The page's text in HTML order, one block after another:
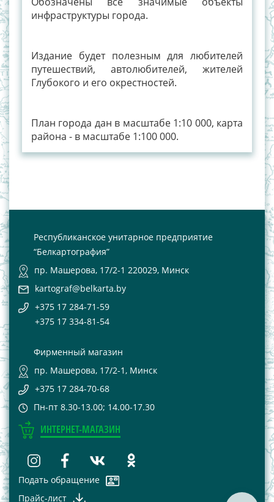
инфраструктуры города.
Издание будет полезным для любителей
путешествий, автолюбителей, жителей
Глубокого и его окрестностей.
План города дан в масштабе 1:10 000, карта
района - в масштабе 1:100 000.
Республиканское унитарное предприятие
“Белкартография”
пр. Машерова, 17/2-1 220029, Минск
kartograf@belkarta.by
+375 17 284-71-59
+375 17 334-81-54
Фирменный магазин
пр. Машерова, 17/2-1, Минск
+375 17 284-70-68
Пн-пт 8.30-13.00; 14.00-17.30
ИНТЕРНЕТ-МАГАЗИН
Подать обращение
Прайс-лист